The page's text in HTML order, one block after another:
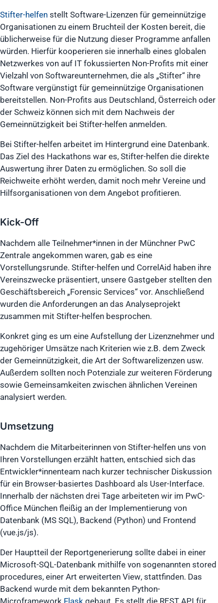
Stifter-helfen stellt Software-Lizenzen für gemeinnützige
Organisationen zu einem Bruchteil der Kosten bereit, die
üblicherweise für die Nutzung dieser Programme anfallen
würden. Hierfür kooperieren sie innerhalb eines globalen
Netzwerkes von auf IT fokussierten Non-Profits mit einer
Vielzahl von Softwareunternehmen, die als „Stifter“ ihre
Software vergünstigt für gemeinnützige Organisationen
bereitstellen. Non-Profits aus Deutschland, Österreich oder
der Schweiz können sich mit dem Nachweis der
Gemeinnützigkeit bei Stifter-helfen anmelden.
Bei Stifter-helfen arbeitet im Hintergrund eine Datenbank.
Das Ziel des Hackathons war es, Stifter-helfen die direkte
Auswertung ihrer Daten zu ermöglichen. So soll die
Reichweite erhöht werden, damit noch mehr Vereine und
Hilfsorganisationen von dem Angebot profitieren.
Kick-Off
Nachdem alle Teilnehmer*innen in der Münchner PwC
Zentrale angekommen waren, gab es eine
Vorstellungsrunde. Stifter-helfen und CorrelAid haben ihre
Vereinszwecke präsentiert, unsere Gastgeber stellten den
Geschäftsbereich „Forensic Services“ vor. Anschließend
wurden die Anforderungen an das Analyseprojekt
zusammen mit Stifter-helfen besprochen.
Konkret ging es um eine Aufstellung der Lizenznehmer und
zugehöriger Umsätze nach Kriterien wie z.B. dem Zweck
der Gemeinnützigkeit, die Art der Softwarelizenzen usw.
Außerdem sollten noch Potenziale zur weiteren Förderung
sowie Gemeinsamkeiten zwischen ähnlichen Vereinen
analysiert werden.
Umsetzung
Nachdem die Mitarbeiterinnen von Stifter-helfen uns von
Ihren Vorstellungen erzählt hatten, entschied sich das
Entwickler*innenteam nach kurzer technischer Diskussion
für ein Browser-basiertes Dashboard als User-Interface.
Innerhalb der nächsten drei Tage arbeiteten wir im PwC-
Office München fleißig an der Implementierung von
Datenbank (MS SQL), Backend (Python) und Frontend
(vue.js/js).
Der Hauptteil der Reportgenerierung sollte dabei in einer
Microsoft-SQL-Datenbank mithilfe von sogenannten stored
procedures, einer Art erweiterten View, stattfinden. Das
Backend wurde mit dem bekannten Python-
Microframework Flask gebaut. Es stellt die REST API für